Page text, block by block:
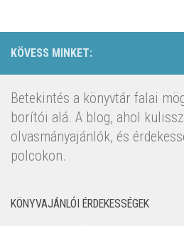
KÖVESS MINKET:
Betekintés a könyvtár falai
borítói alá. A blog, ahol
olvasmányajánlók, és
polcokon.
KÖNYVAJÁNLÓI ÉRDEKESSÉGEK